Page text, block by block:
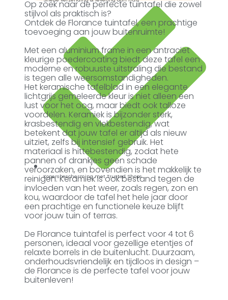
Kopersbescherming met Trusted Shops
Op zoek naar de perfecte tuintafel die zowel
stijlvol als praktisch is?
Ontdek de Florance tuintafel, een prachtige
toevoeging aan jouw buitenruimte!
Met een aluminium frame in een antraciet
kleurige poedercoating biedt deze tafel een
moderne en robuuste uitstraling die bestand
is tegen alle weersomstandigheden.
Het keramische tafelblad in een elegante
lichtgrijs gemeleerde kleur is niet alleen een
lust voor het oog, maar biedt ook talloze
voordelen. Keramiek is bijzonder sterk,
krasbestendig en vlekbestendig, wat
betekent dat jouw tafel er altijd als nieuw
uitziet, zelfs bij intensief gebruik. Het
materiaal is hittebestendig, zodat hete
pannen of drankjes geen schade
veroorzaken, en bovendien is het makkelijk te
reinigen. Keramiek is ook bestand tegen de
invloeden van het weer, zoals regen, zon en
kou, waardoor de tafel het hele jaar door
een prachtige en functionele keuze blijft
voor jouw tuin of terras.
De Florance tuintafel is perfect voor 4 tot 6
personen, ideaal voor gezellige etentjes of
relaxte borrels in de buitenlucht. Duurzaam,
onderhoudsvriendelijk en tijdloos in design –
de Florance is de perfecte tafel voor jouw
buitenleven!